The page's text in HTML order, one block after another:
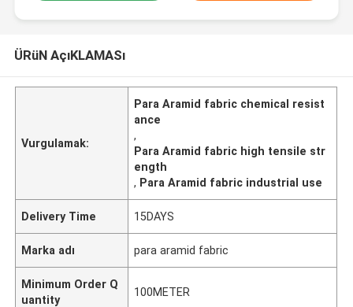
ÜRüN AçıKLAMASı
Vurgulamak:
Para Aramid fabric chemical resist
ance
,
Para Aramid fabric high tensile str
ength
, Para Aramid fabric industrial use
Delivery Time 15DAYS
Marka adı para aramid fabric
Minimum Order Q
uantity
100METER